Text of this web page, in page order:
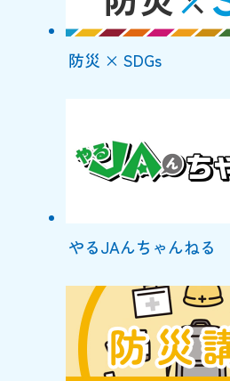
防災 × SDGs
やるJAんちゃんねる